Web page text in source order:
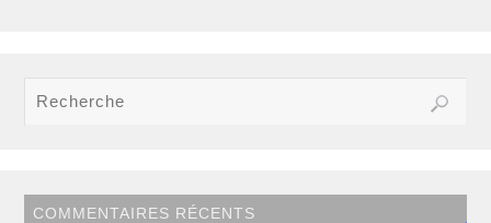
COMMENTAIRES RÉCENTS